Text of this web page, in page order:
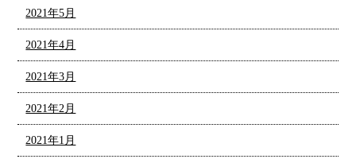
2021年5月
2021年4月
2021年3月
2021年2月
2021年1月